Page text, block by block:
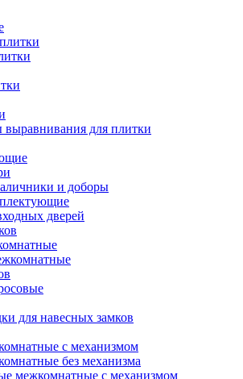
для плитки
и доборы
дверей
для навесных замков
с механизмом
без механизма
межкомнатные с механизмом